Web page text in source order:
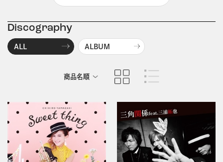
Discography
ALL ALBUM
商品名順